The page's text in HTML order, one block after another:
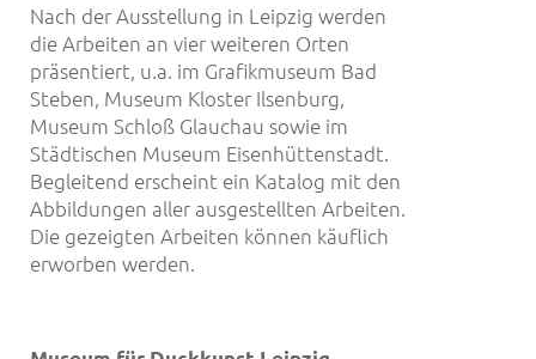
Nach der Ausstellung in Leipzig werden
die Arbeiten an vier weiteren Orten
präsentiert, u.a. im Grafikmuseum Bad
Steben, Museum Kloster Ilsenburg,
Museum Schloß Glauchau sowie im
Städtischen Museum Eisenhüttenstadt.
Begleitend erscheint ein Katalog mit den
Abbildungen aller ausgestellten Arbeiten.
Die gezeigten Arbeiten können käuflich
erworben werden.